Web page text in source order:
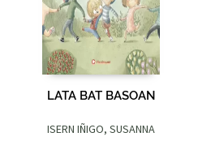
LATA BAT BASOAN
ISERN IÑIGO, SUSANNA